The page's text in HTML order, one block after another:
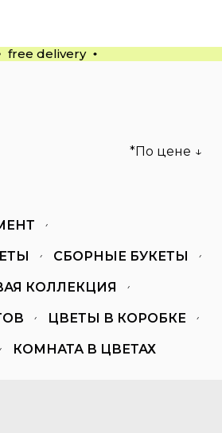
free delivery
*По цене ↓
СБОРНЫЕ БУКЕТЫ
КОЛЛЕКЦИЯ
ЦВЕТЫ В КОРОБКЕ
КОМНАТА В ЦВЕТАХ